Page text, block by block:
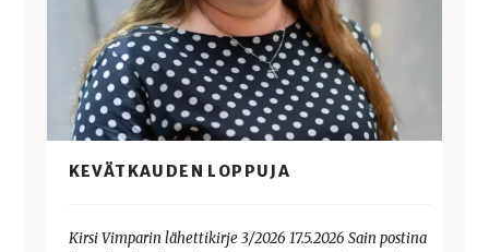
KEVÄTKAUDEN LOPPUJA
Kirsi Vimparin lähettikirje 3/2026 17.5.2026 Sain postina